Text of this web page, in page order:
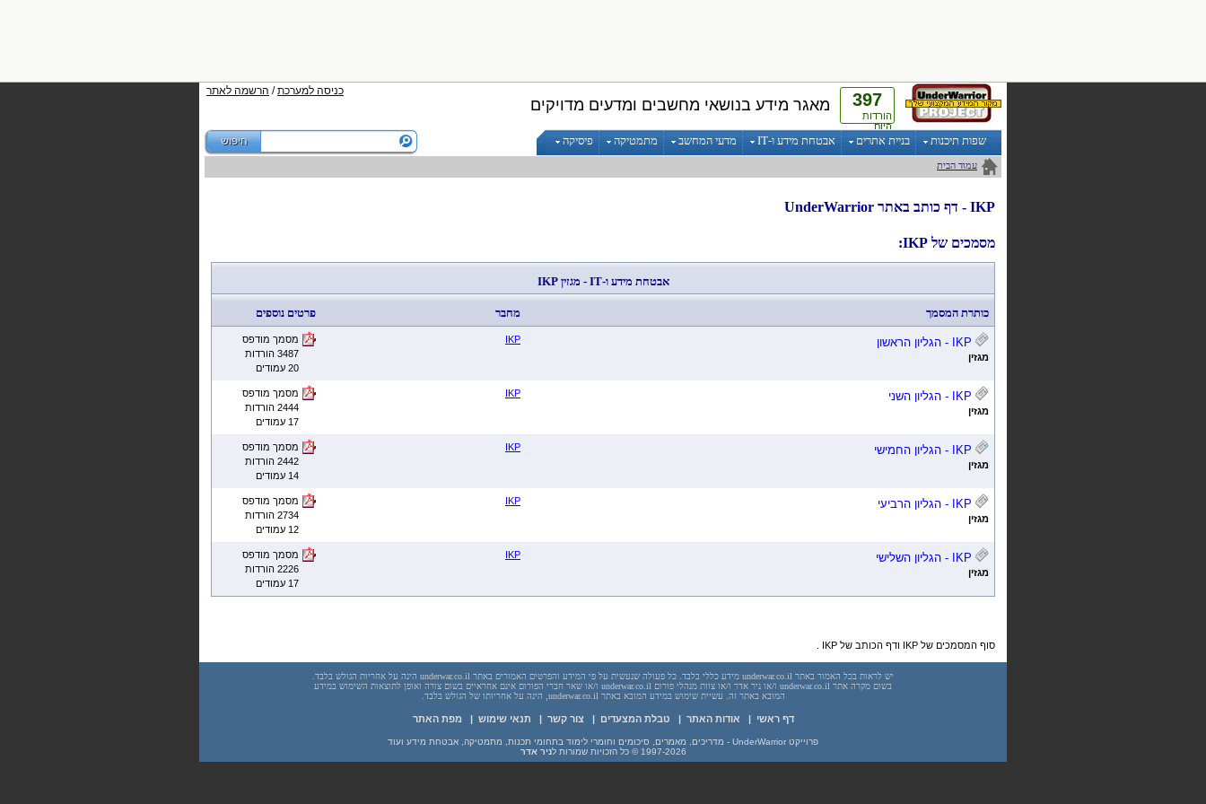
397
הורדות
היום
מאגר מידע בנושאי מחשבים ומדעים מדויקים
כניסה למערכת/ הרשמה לאתר
שפות תיכנות בניית אתרים אבטחת מידע ו-IT מדעי המחשב מתמטיקה פיסיקה
עמוד הבית
IKP - דף כותב באתר UnderWarrior
מסמכים של IKP:
אבטחת מידע ו-IT - מגזין IKP
כותרת המסמך מחבר פרטים נוספים
IKP - הגליון הראשון
מגזין
IKP
מסמך מודפס
3487 הורדות
20 עמודים
IKP - הגליון השני
מגזין
IKP
מסמך מודפס
2444 הורדות
17 עמודים
IKP - הגליון החמישי
מגזין
IKP
מסמך מודפס
2442 הורדות
14 עמודים
IKP - הגליון הרביעי
מגזין
IKP
מסמך מודפס
2734 הורדות
12 עמודים
IKP - הגליון השלישי
מגזין
IKP
מסמך מודפס
2226 הורדות
17 עמודים
סוף המסמכים של IKP ודף הכותב של IKP .
יש לראות בכל האמור באתר underwar.co.il מידע כללי בלבד. כל פעולה שנעשית על פי המידע והפרטים האמורים באתר underwar.co.il הינה על אחריות הגולש בלבד.
בשום מקרה אתר underwar.co.il ו/או ניר אדר ו/או צוות מנהלי פורום underwar.co.il ו/או שאר חברי הפורום אינם אחראיים בשום צורה ואופן לתוצאות השימוש במידע
המובא באתר זה. עשיית שימוש במידע המובא באתר underwar.co.il, הינה על אחריותו של הגולש בלבד.
דף ראשי אודות האתר טבלת המצעדים צור קשר תנאי שימוש מפת האתר
פרוייקט UnderWarrior - מדריכים, מאמרים, סיכומים וחומרי לימוד בתחומי תכנות, מתמטיקה, אבטחת מידע ועוד
1997-2026© כל הזכויות שמורות לניר אדר